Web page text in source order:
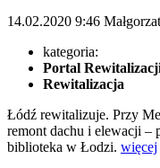
14.02.2020 9:46
kategoria:
Portal
Rewitalizacja
Łódź rewitalizuje. Przy
remont dachu i elewacji –
biblioteka w Łodzi. więcej